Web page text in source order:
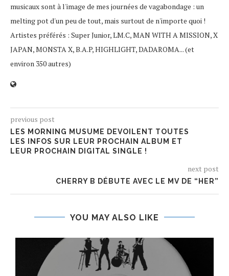
musicaux sont à l'image de mes journées de vagabondage : un
melting pot d'un peu de tout, mais surtout de n'importe quoi !
Artistes préférés : Super Junior, LM.C, MAN WITH A MISSION, X
JAPAN, MONSTA X, B.A.P, HIGHLIGHT, DADAROMA... (et
environ 350 autres)
previous post
LES MORNING MUSUME DEVOILENT TOUTES
LES INFOS SUR LEUR PROCHAIN ALBUM ET
LEUR PROCHAIN DIGITAL SINGLE !
next post
CHERRY B DÉBUTE AVEC LE MV DE “HER”
YOU MAY ALSO LIKE